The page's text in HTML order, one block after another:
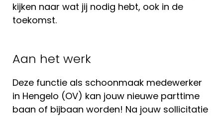
kijken naar wat jij nodig hebt, ook in de
toekomst.
Aan het werk
Deze functie als schoonmaak medewerker
in Hengelo (OV) kan jouw nieuwe parttime
baan of bijbaan worden! Na jouw sollicitatie